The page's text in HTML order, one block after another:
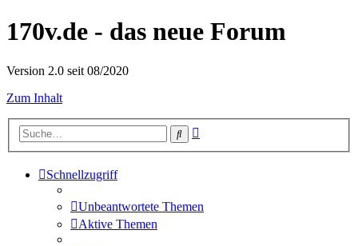
170v.de - das neue Forum
Version 2.0 seit 08/2020
Zum Inhalt
Suche
Schnellzugriff
Unbeantwortete Themen
Aktive Themen